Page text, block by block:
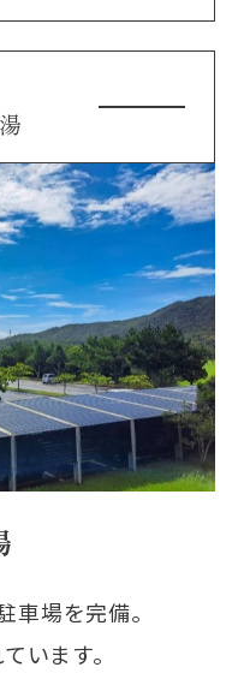
場を完備。
います。